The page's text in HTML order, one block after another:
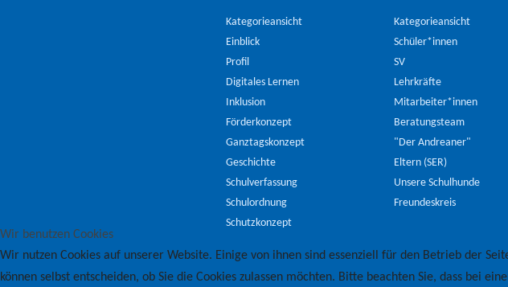
Kategorieansicht
Einblick
Profil
Digitales Lernen
Inklusion
Förderkonzept
Ganztagskonzept
Geschichte
Schulverfassung
Schulordnung
Schutzkonzept
Kategorieansicht
Schüler*innen
SV
Lehrkräfte
Mitarbeiter*innen
Beratungsteam
"Der Andreaner"
Eltern (SER)
Unsere Schulhunde
Freundeskreis
Wir benutzen Cookies
Wir nutzen Cookies auf unserer Website. Einige von ihnen sind essenziell für den Betrieb der
können selbst entscheiden, ob Sie die Cookies zulassen möchten. Bitte beachten Sie, dass bei